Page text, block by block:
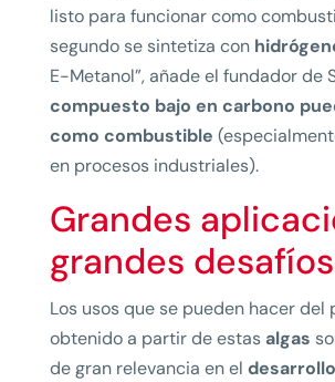
listo para funcionar como
segundo se sintetiza con
E-Metanol”, añade el fundador de
compuesto bajo en carbono
como combustible
en procesos industriales).
Grandes
grandes desafíos
Los usos que se pueden hacer del
obtenido a partir de estas algas
de gran relevancia en el